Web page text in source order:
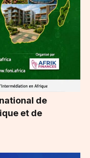
de
et de